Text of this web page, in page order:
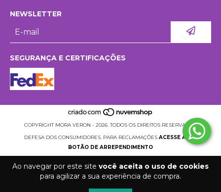
Ao navegar por este site você aceita o uso de cookies
para agilizar a sua experiência de compra.
NEWSLETTER
SEGURANÇA E CERTIFICAÇÕES
COPYRIGHT MORA VERON - 2026. TODOS OS DIREITOS RESERVADOS.
DEFESA DOS CONSUMIDORES. PARA RECLAMAÇÕES ACESSE AQUI.
BOTÃO DE ARREPENDIMENTO